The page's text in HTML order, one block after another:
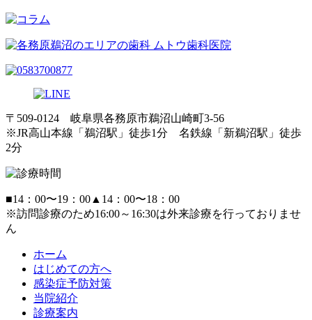
〒509-0124 岐阜県各務原市鵜沼山崎町3-56
※JR高山本線「鵜沼駅」徒歩1分 名鉄線「新鵜沼駅」徒歩
2分
■14：00〜19：00 ▲ 14：00〜18：00
※訪問診療のため16:00～16:30は外来診療を行っておりませ
ん
ホーム
はじめての方へ
感染症予防対策
当院紹介
診療案内